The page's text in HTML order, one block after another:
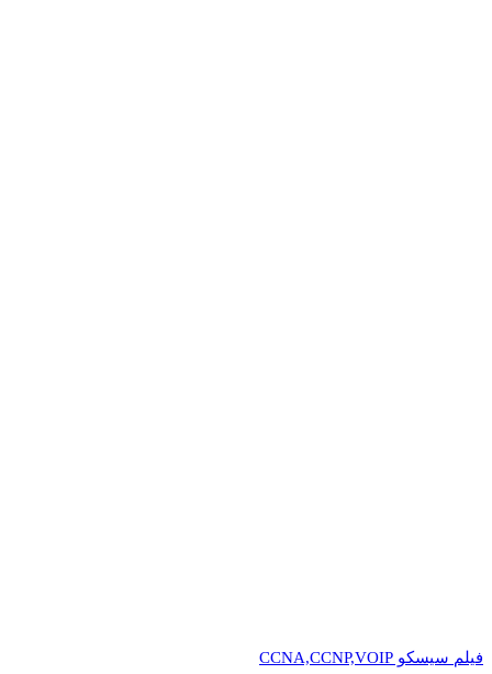
فیلم سیسکو CCNA,CCNP,VOIP